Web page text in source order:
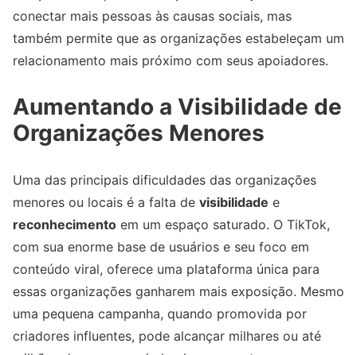
conectar mais pessoas às causas sociais, mas
também permite que as organizações estabeleçam um
relacionamento mais próximo com seus apoiadores.
Aumentando a Visibilidade de
Organizações Menores
Uma das principais dificuldades das organizações
menores ou locais é a falta de visibilidade e
reconhecimento em um espaço saturado. O TikTok,
com sua enorme base de usuários e seu foco em
conteúdo viral, oferece uma plataforma única para
essas organizações ganharem mais exposição. Mesmo
uma pequena campanha, quando promovida por
criadores influentes, pode alcançar milhares ou até